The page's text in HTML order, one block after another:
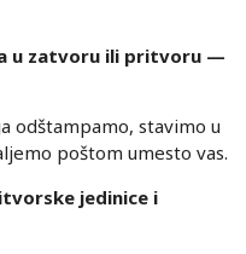
u zatvoru ili pritvoru —
odštampamo, stavimo u
poštom umesto vas.
jedinice i